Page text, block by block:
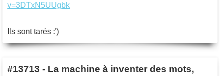
v=3DTxN5UUgbk
Ils sont tarés :')
#13713 - La machine à inventer des mots,